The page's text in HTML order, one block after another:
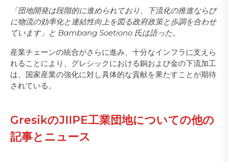
「団地開発は段階的に進められており、下流化の推進ならび
に物流の効率化と連結性向上を図る政府政策と歩調を合わせ
ています」と Bambang Soetiono 氏は語った。
産業チェーンの統合がさらに進み、十分なインフラに支えら
れることにより、グレシックにおける銅および金の下流加工
は、国家産業の強化に対し具体的な貢献を果たすことが期待
されている。
GresikのJIIPE工業団地についての他の
記事とニュース